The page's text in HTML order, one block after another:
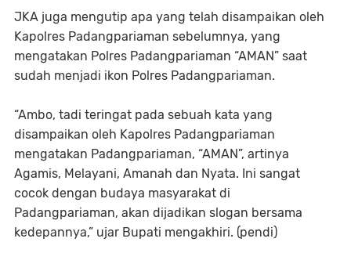
JKA juga mengutip apa yang telah disampaikan oleh
Kapolres Padangpariaman sebelumnya, yang
mengatakan Polres Padangpariaman “AMAN” saat
sudah menjadi ikon Polres Padangpariaman.
“Ambo, tadi teringat pada sebuah kata yang
disampaikan oleh Kapolres Padangpariaman
mengatakan Padangpariaman, “AMAN”, artinya
Agamis, Melayani, Amanah dan Nyata. Ini sangat
cocok dengan budaya masyarakat di
Padangpariaman, akan dijadikan slogan bersama
kedepannya,” ujar Bupati mengakhiri. (pendi)